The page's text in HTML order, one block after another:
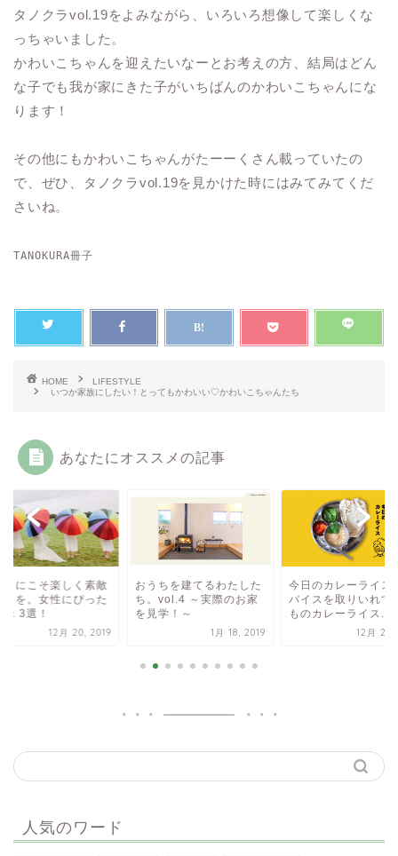
タノクラvol.19をよみながら、いろいろ想像して楽しくな
っちゃいました。
かわいこちゃんを迎えたいなーとお考えの方、結局はどん
な子でも我が家にきた子がいちばんのかわいこちゃんにな
ります！
その他にもかわいこちゃんがたーーくさん載っていたの
で、ぜひ、タノクラvol.19を見かけた時にはみてみてくだ
さいね。
TANOKURA冊子
HOME
LIFESTYLE
いつか家族にしたい！とってもかわいい♡かわいこちゃんたち
あなたにオススメの記事
日にこそ楽しく素敵
りを。女性にぴった
傘 3選！
12月 20, 2019
おうちを建てるわたした
ち。vol.4 ～実際のお家
を見学！～
1月 18, 2019
今日のカレーライス
パイスを取りいれて
ものカレーライス...
12月 20,
人気のワード